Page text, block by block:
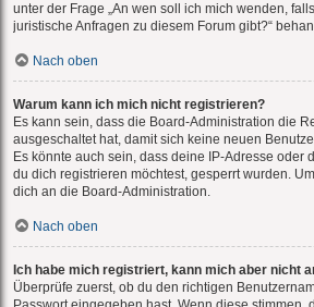
unter der Frage „An wen soll ich mich wenden,
juristische Anfragen zu diesem Forum gibt?“
Nach oben
Warum kann ich mich nicht registrieren?
Es kann sein, dass die Board-Administration die
ausgeschaltet hat, damit sich keine neuen
Es könnte auch sein, dass deine IP-Adresse oder
du dich registrieren möchtest, gesperrt wurden.
dich an die Board-Administration.
Nach oben
Ich habe mich registriert, kann mich aber nicht
Überprüfe zuerst, ob du den richtigen